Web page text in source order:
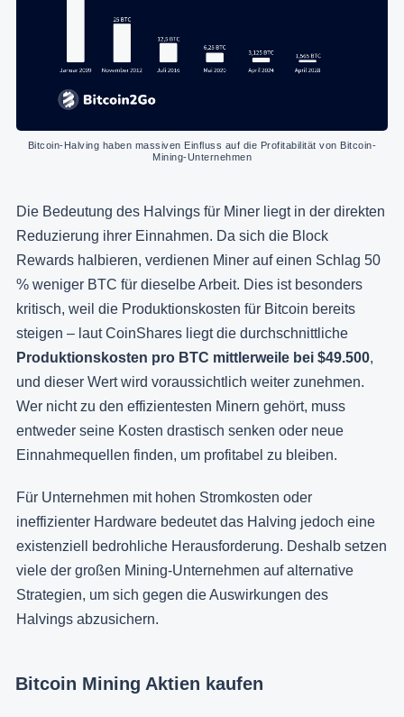
Bitcoin-Halving haben massiven Einfluss auf die Profitabilität von Bitcoin-
Mining-Unternehmen
Die Bedeutung des Halvings für Miner liegt in der direkten
Reduzierung ihrer Einnahmen. Da sich die Block
Rewards halbieren, verdienen Miner auf einen Schlag 50
% weniger BTC für dieselbe Arbeit. Dies ist besonders
kritisch, weil die Produktionskosten für Bitcoin bereits
steigen – laut CoinShares liegt die durchschnittliche
Produktionskosten pro BTC mittlerweile bei $49.500,
und dieser Wert wird voraussichtlich weiter zunehmen.
Wer nicht zu den effizientesten Minern gehört, muss
entweder seine Kosten drastisch senken oder neue
Einnahmequellen finden, um profitabel zu bleiben.
Für Unternehmen mit hohen Stromkosten oder
ineffizienter Hardware bedeutet das Halving jedoch eine
existenziell bedrohliche Herausforderung. Deshalb setzen
viele der großen Mining-Unternehmen auf alternative
Strategien, um sich gegen die Auswirkungen des
Halvings abzusichern.
Bitcoin Mining Aktien kaufen